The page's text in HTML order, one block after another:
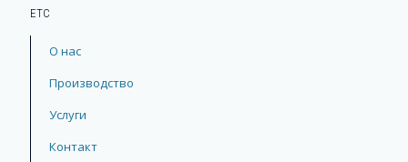
ЕТС
О нас
Производство
Услуги
Контакт